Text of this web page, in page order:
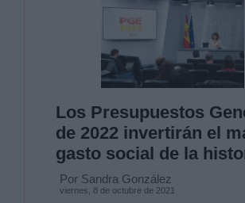
Los Presupuestos
de 2022 invertirán el
gasto social de la
Por Sandra González
viernes, 8 de octubre de 2021